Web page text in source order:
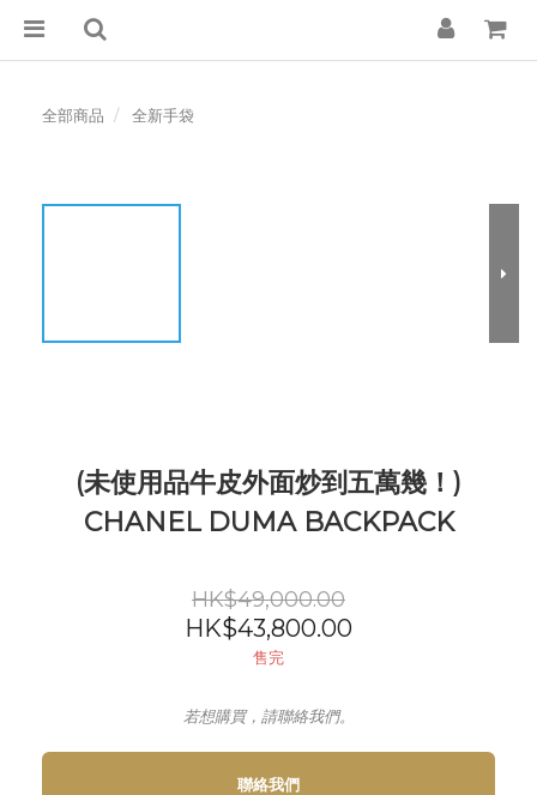
全部商品 全新手袋
(未使用品牛皮外面炒到五萬幾！)
CHANEL DUMA BACKPACK
HK$49,000.00
HK$43,800.00
售完
若想購買，請聯絡我們。
聯絡我們